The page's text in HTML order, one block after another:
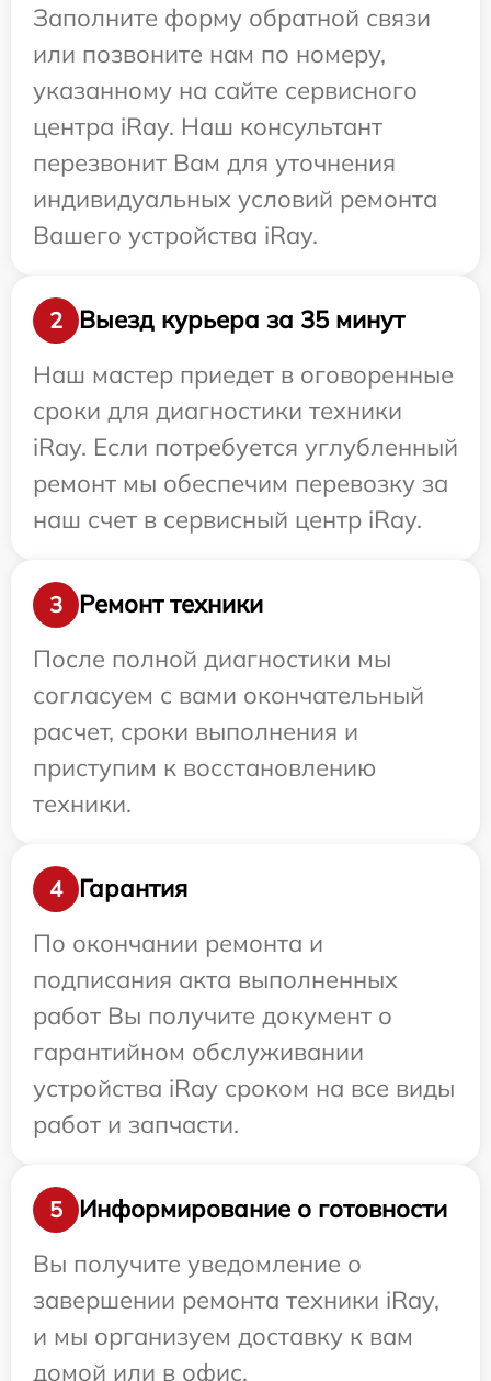
Заполните форму обратной связи
или позвоните нам по номеру,
указанному на сайте сервисного
центра iRay. Наш консультант
перезвонит Вам для уточнения
индивидуальных условий ремонта
Вашего устройства iRay.
2
Выезд курьера за 35 минут
Наш мастер приедет в оговоренные
сроки для диагностики техники
iRay. Если потребуется углубленный
ремонт мы обеспечим перевозку за
наш счет в сервисный центр iRay.
3
Ремонт техники
После полной диагностики мы
согласуем с вами окончательный
расчет, сроки выполнения и
приступим к восстановлению
техники.
4
Гарантия
По окончании ремонта и
подписания акта выполненных
работ Вы получите документ о
гарантийном обслуживании
устройства iRay сроком на все виды
работ и запчасти.
5
Информирование о готовности
Вы получите уведомление о
завершении ремонта техники iRay,
и мы организуем доставку к вам
домой или в офис.